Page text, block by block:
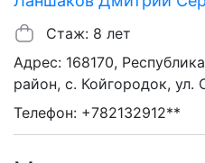
Стаж: 8 лет
Адрес: 168170,
район, с. Койгородок, ул.
Телефон: +782132912**